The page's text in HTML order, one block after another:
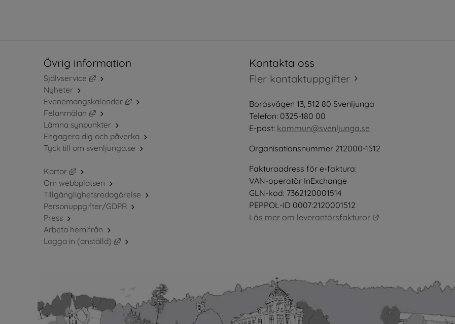
Övrig information
Självservice
Länk till annan webbplats, öppnas i nytt fönster.
Nyheter
Evenemangskalender
Länk till annan webbplats, öppnas i nytt fönster.
Felanmälan
Länk till annan webbplats, öppnas i nytt fönster.
Lämna synpunkter
Engagera dig och påverka
Tyck till om svenljunga.se
Kartor
Länk till annan webbplats, öppnas i nytt fönster.
Om webbplatsen
Tillgänglighetsredogörelse
Personuppgifter/GDPR
Press
Arbeta hemifrån
Logga in (anställd)
Länk till annan webbplats, öppnas i nytt fönster.
Kontakta oss
Fler kontaktuppgifter
Boråsvägen 13, 512 80 Svenljunga
Telefon: 0325-180 00
E-post: kommun@svenljunga.se
Organisationsnummer 212000-1512
Fakturaadress för e-faktura:
VAN-operatör InExchange
GLN-kod: 7362120001514
PEPPOL-ID 0007:2120001512
Läs mer om leverantörsfakturor